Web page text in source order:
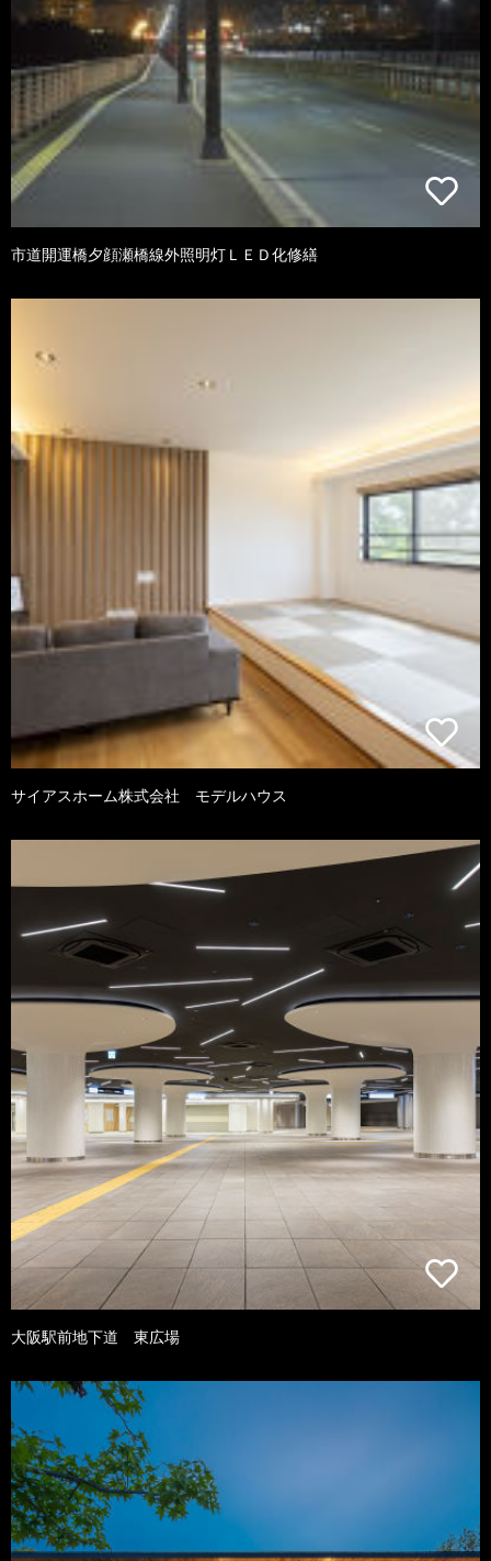
市道開運橋夕顔瀬橋線外照明灯ＬＥＤ化修繕
サイアスホーム株式会社 モデルハウス
大阪駅前地下道 東広場